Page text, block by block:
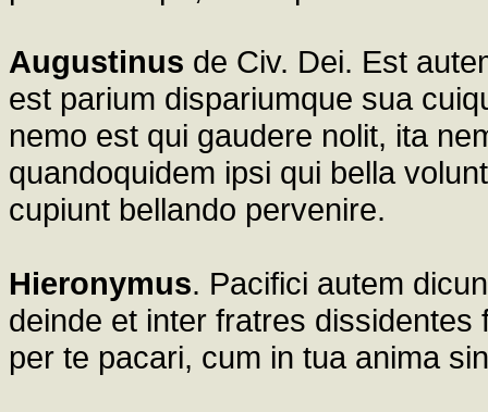
Augustinus de Civ. Dei. Est
est parium dispariumque sua
nemo est qui gaudere nolit, ita
quandoquidem ipsi qui bella
cupiunt bellando pervenire.
Hieronymus. Pacifici autem
deinde et inter fratres
per te pacari, cum in tua anima